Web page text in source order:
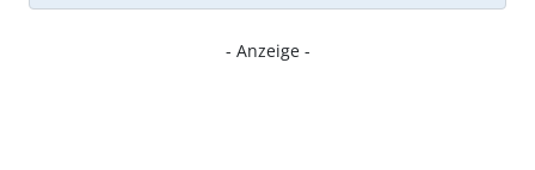
- Anzeige -